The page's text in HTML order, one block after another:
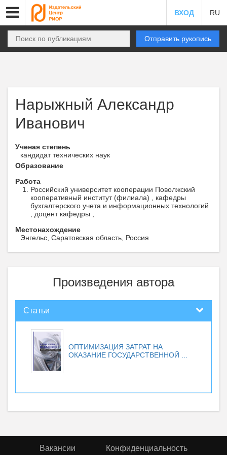
ВХОД RU
Отправить рукопись
Нарыжный Александр
Иванович
Ученая степень
кандидат технических наук
Образование
Работа
Российский университет кооперации Поволжский
кооперативный институт (филиала) , кафедры
бухгалтерского учета и информационных технологий
, доцент кафедры ,
Местонахождение
Энгельс, Саратовская область, Россия
Произведения автора
Статьи
ОПТИМИЗАЦИЯ ЗАТРАТ НА
ОКАЗАНИЕ ГОСУДАРСТВЕННОЙ ...
Вакансии Конфиденциальность